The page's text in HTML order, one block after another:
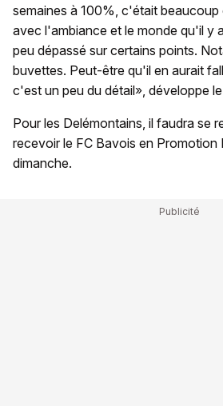
semaines à 100%, c'était
avec l'ambiance et le monde qu'il y
peu dépassé sur certains points.
buvettes. Peut-être qu'il en aurait
c'est un peu du détail», développe
Pour les Delémontains, il faudra se
recevoir le FC Bavois en Promotion
dimanche.